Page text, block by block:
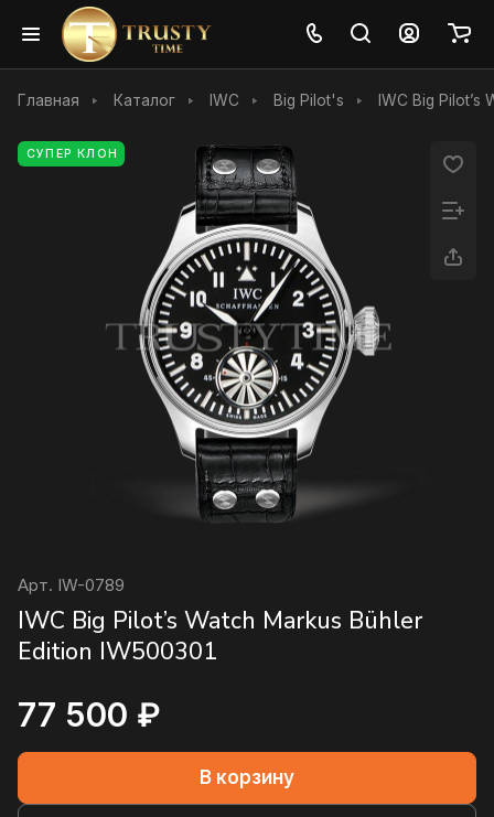
Главная Каталог IWC Big Pilot's IWC Big Pilot’s
СУПЕР КЛОН
Арт. IW-0789
IWC Big Pilot’s Watch Markus Bühler
Edition IW500301
77 500 ₽
В корзину